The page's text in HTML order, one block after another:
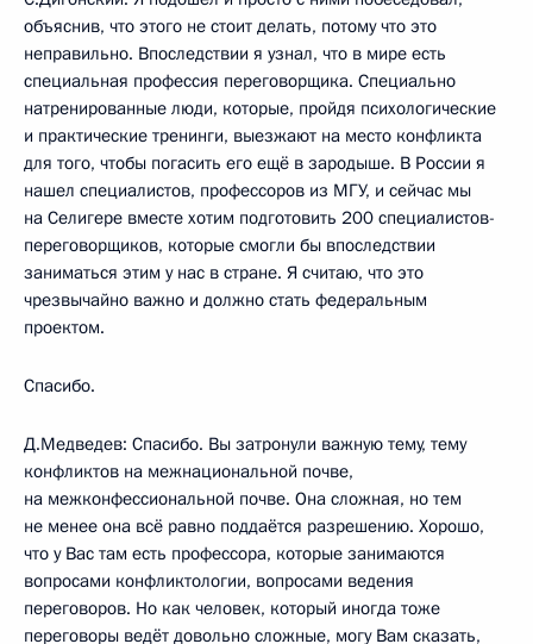
объяснив, что этого не стоит делать, потому что это
неправильно. Впоследствии я узнал, что в мире есть
специальная профессия переговорщика. Специально
натренированные люди, которые, пройдя психологические
и практические тренинги, выезжают на место конфликта
для того, чтобы погасить его ещё в зародыше. В России я
нашел специалистов, профессоров из МГУ, и сейчас мы
на Селигере вместе хотим подготовить 200 специалистов-
переговорщиков, которые смогли бы впоследствии
заниматься этим у нас в стране. Я считаю, что это
чрезвычайно важно и должно стать федеральным
проектом.
Спасибо.
Д.Медведев: Спасибо. Вы затронули важную тему, тему
конфликтов на межнациональной почве,
на межконфессиональной почве. Она сложная, но тем
не менее она всё равно поддаётся разрешению. Хорошо,
что у Вас там есть профессора, которые занимаются
вопросами конфликтологии, вопросами ведения
переговоров. Но как человек, который иногда тоже
переговоры ведёт довольно сложные, могу Вам сказать,